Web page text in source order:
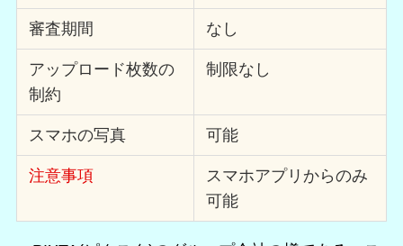
審査期間 なし
アップロード枚数の
制約
制限なし
スマホの写真 可能
注意事項
スマホアプリからのみ
可能